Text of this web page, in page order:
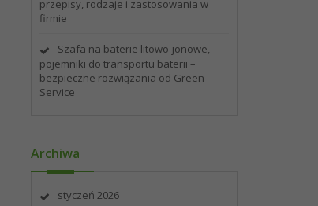
przepisy, rodzaje i zastosowania w
firmie
Szafa na baterie litowo-jonowe,
pojemniki do transportu baterii –
bezpieczne rozwiązania od Green
Service
Archiwa
styczeń 2026